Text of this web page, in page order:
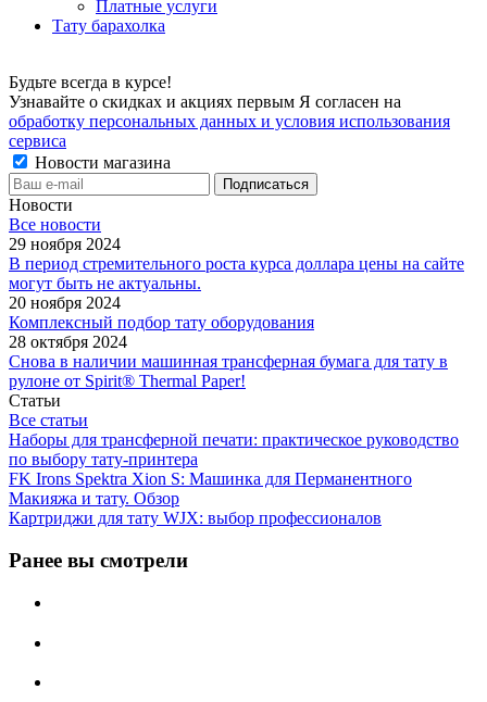
Платные услуги
Тату барахолка
Будьте всегда в курсе!
Узнавайте о скидках и акциях первым Я согласен на
обработку персональных данных и условия использования
сервиса
Новости магазина
Новости
Все новости
29 ноября 2024
В период стремительного роста курса доллара цены на сайте
могут быть не актуальны.
20 ноября 2024
Комплексный подбор тату оборудования
28 октября 2024
Снова в наличии машинная трансферная бумага для тату в
рулоне от Spirit® Thermal Paper!
Статьи
Все статьи
Наборы для трансферной печати: практическое руководство
по выбору тату‑принтера
FK Irons Spektra Xion S: Машинка для Перманентного
Макияжа и тату. Обзор
Картриджи для тату WJX: выбор профессионалов
Ранее вы смотрели